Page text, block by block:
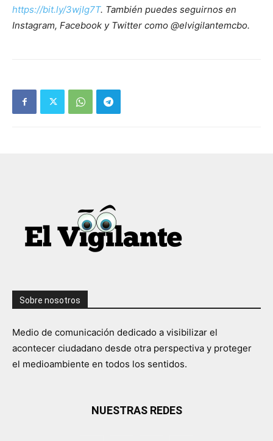
https://bit.ly/3wjIg7T. También puedes seguirnos en
Instagram, Facebook y Twitter como @elvigilantemcbo.
Sobre nosotros
Medio de comunicación dedicado a visibilizar el
acontecer ciudadano desde otra perspectiva y proteger
el medioambiente en todos los sentidos.
NUESTRAS REDES